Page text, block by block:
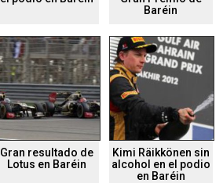
Baréin
Gran resultado de
Lotus en Baréin
Kimi Räikkönen sin
alcohol en el podio
en Baréin